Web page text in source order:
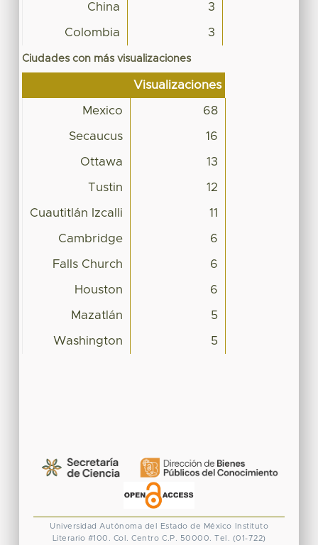
China 3
Colombia 3
Ciudades con más visualizaciones
Visualizaciones
Mexico 68
Secaucus 16
Ottawa 13
Tustin 12
Cuautitlán Izcalli 11
Cambridge 6
Falls Church 6
Houston 6
Mazatlán 5
Washington 5
Universidad Autónoma del Estado de México
Instituto
Literario #100. Col. Centro C.P. 50000. Tel. (01-722)